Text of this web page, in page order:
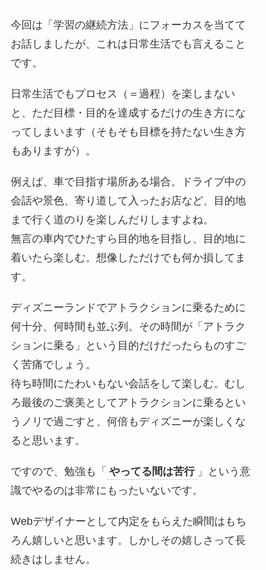
今回は「学習の継続方法」にフォーカスを当てて
お話しましたが、これは日常生活でも言えること
です。
日常生活でもプロセス（＝過程）を楽しまない
と、ただ目標・目的を達成するだけの生き方にな
ってしまいます（そもそも目標を持たない生き方
もありますが）。
例えば、車で目指す場所ある場合。ドライブ中の
会話や景色、寄り道して入ったお店など、目的地
まで行く道のりを楽しんだりしますよね。
無言の車内でひたすら目的地を目指し、目的地に
着いたら楽しむ。想像しただけでも何か損してま
す。
ディズニーランドでアトラクションに乗るために
何十分、何時間も並ぶ列。その時間が「アトラク
ションに乗る」という目的だけだったらものすご
く苦痛でしょう。
待ち時間にたわいもない会話をして楽しむ。むし
ろ最後のご褒美としてアトラクションに乗るとい
うノリで過ごすと、何倍もディズニーが楽しくな
ると思います。
ですので、勉強も「 やってる間は苦行 」という意
識でやるのは非常にもったいないです。
Webデザイナーとして内定をもらえた瞬間はもち
ろん嬉しいと思います。しかしその嬉しさって長
続きはしません。